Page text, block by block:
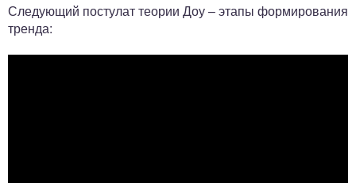
Следующий постулат теории Доу – этапы формирования
тренда: